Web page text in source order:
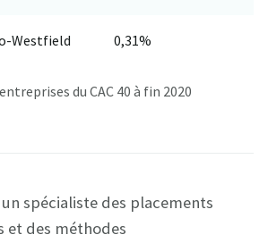
Westfield 0,31%
du CAC 40 à fin 2020
spécialiste des placements
et des méthodes